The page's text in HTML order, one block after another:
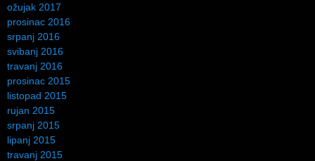
ožujak 2017
prosinac 2016
srpanj 2016
svibanj 2016
travanj 2016
prosinac 2015
listopad 2015
rujan 2015
srpanj 2015
lipanj 2015
travanj 2015